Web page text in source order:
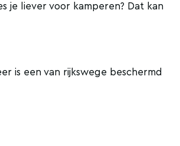
je liever voor kamperen? Dat kan
is een van rijkswege beschermd